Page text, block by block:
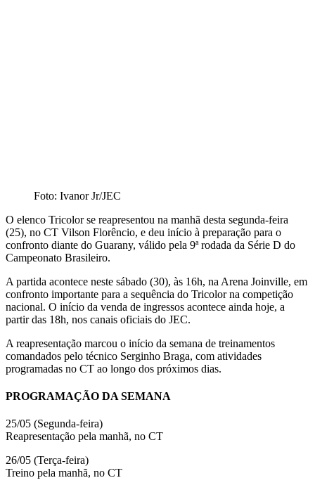
Foto: Ivanor Jr/JEC
O elenco Tricolor se reapresentou na manhã desta segunda-feira
(25), no CT Vilson Florêncio, e deu início à preparação para o
confronto diante do Guarany, válido pela 9ª rodada da Série D do
Campeonato Brasileiro.
A partida acontece neste sábado (30), às 16h, na Arena Joinville, em
confronto importante para a sequência do Tricolor na competição
nacional. O início da venda de ingressos acontece ainda hoje, a
partir das 18h, nos canais oficiais do JEC.
A reapresentação marcou o início da semana de treinamentos
comandados pelo técnico Serginho Braga, com atividades
programadas no CT ao longo dos próximos dias.
PROGRAMAÇÃO DA SEMANA
25/05 (Segunda-feira)
Reapresentação pela manhã, no CT
26/05 (Terça-feira)
Treino pela manhã, no CT